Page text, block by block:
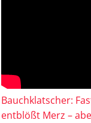
Bauchklatscher:
entblößt Merz –